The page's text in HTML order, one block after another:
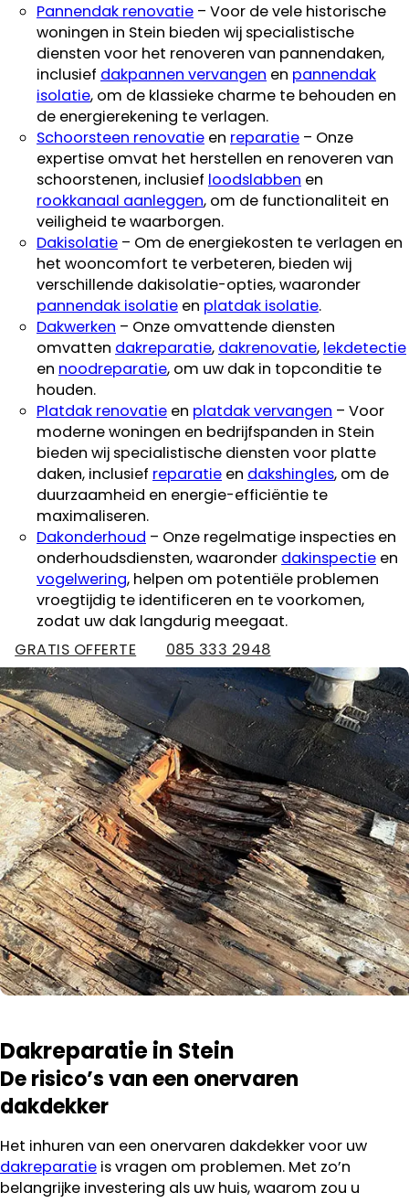
Pannendak renovatie – Voor de vele historische
woningen in Stein bieden wij specialistische
diensten voor het renoveren van pannendaken,
inclusief dakpannen vervangen en pannendak
isolatie, om de klassieke charme te behouden en
de energierekening te verlagen.
Schoorsteen renovatie en reparatie – Onze
expertise omvat het herstellen en renoveren van
schoorstenen, inclusief loodslabben en
rookkanaal aanleggen, om de functionaliteit en
veiligheid te waarborgen.
Dakisolatie – Om de energiekosten te verlagen en
het wooncomfort te verbeteren, bieden wij
verschillende dakisolatie-opties, waaronder
pannendak isolatie en platdak isolatie.
Dakwerken – Onze omvattende diensten
omvatten dakreparatie, dakrenovatie, lekdetectie
en noodreparatie, om uw dak in topconditie te
houden.
Platdak renovatie en platdak vervangen – Voor
moderne woningen en bedrijfspanden in Stein
bieden wij specialistische diensten voor platte
daken, inclusief reparatie en dakshingles, om de
duurzaamheid en energie-efficiëntie te
maximaliseren.
Dakonderhoud – Onze regelmatige inspecties en
onderhoudsdiensten, waaronder dakinspectie en
vogelwering, helpen om potentiële problemen
vroegtijdig te identificeren en te voorkomen,
zodat uw dak langdurig meegaat.
GRATIS OFFERTE
085 333 2948
Dakreparatie in Stein
De risico’s van een onervaren
dakdekker
Het inhuren van een onervaren dakdekker voor uw
dakreparatie is vragen om problemen. Met zo’n
belangrijke investering als uw huis, waarom zou u